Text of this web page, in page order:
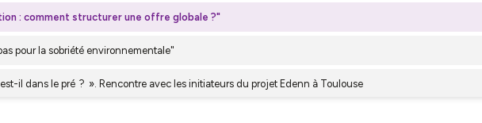
: comment structurer une offre globale ?"
pour la sobriété environnementale"
il dans le pré ? ». Rencontre avec les initiateurs du projet Edenn à Toulouse